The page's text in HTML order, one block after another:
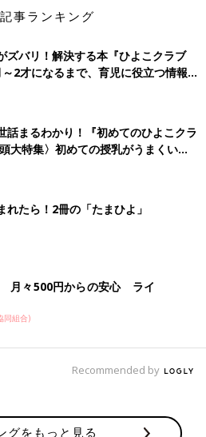
Instagramで見る
ふくふく＊白血病ママさん(@fukufuku_diary)がシェアした投稿 -
いそうですが…!?こちらは思わずク
事ランキング
ズバリ！解決する本『ひよこクラブ
2才になるまで、育児に役立つ情報が
話まるわかり！『初めてのひよこクラ
大特集〉初めての授乳がうまくい
ミルクの基本と夏のトラブル 解決テ
れたら！2冊の「たまひよ」
月々500円からの安心 ライ
同組合)
Recommended by
グをもっと見る